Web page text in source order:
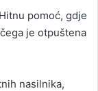
pomoć, gdje
je otpuštena
nasilnika,